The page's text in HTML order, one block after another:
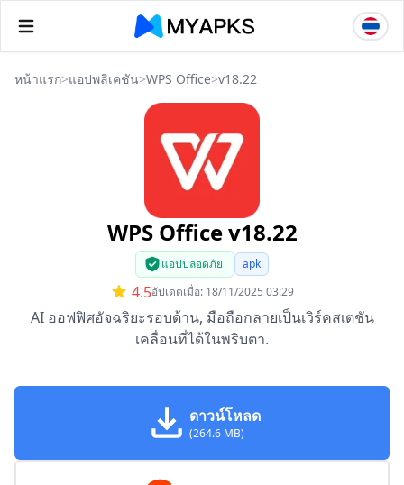
หน้าแรก>แอปพลิเคชัน>WPS Office>v18.22
WPS Office v18.22
แอปปลอดภัย apk
4.5อัปเดตเมื่อ: 18/11/2025 03:29
AI ออฟฟิศอัจฉริยะรอบด้าน, มือถือกลายเป็นเวิร์คสเตชัน
เคลื่อนที่ได้ในพริบตา.
ดาวน์โหลด
(264.6 MB)